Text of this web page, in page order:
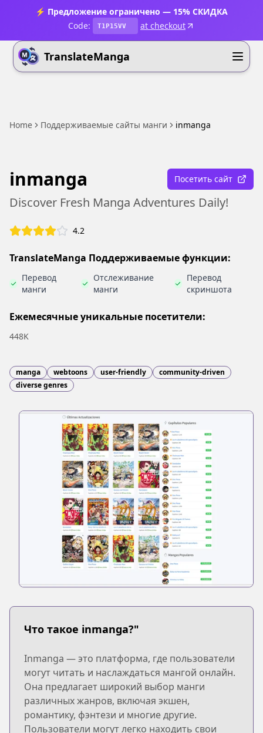
⚡ Предложение ограничено — 15% СКИДКА
Code:
T1P15VV at checkout
TranslateManga
Home Поддерживаемые сайты манги inmanga
inmanga Посетить сайт
Discover Fresh Manga Adventures Daily!
4.2
TranslateManga Поддерживаемые функции:
Перевод
манги
Отслеживание
манги
Перевод
скриншота
Ежемесячные уникальные посетители:
448K
manga webtoons user-friendly
community-driven
diverse genres
Что такое inmanga?"
Inmanga — это платформа, где пользователи
могут читать и наслаждаться мангой онлайн.
Она предлагает широкий выбор манги
различных жанров, включая экшен,
романтику, фэнтези и многие другие.
Пользователи могут легко находить свои